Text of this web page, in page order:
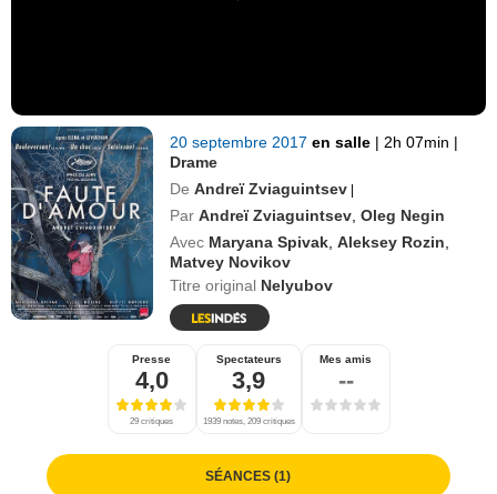
20 septembre 2017en salle | 2h 07min |
Drame
De Andreï Zviaguintsev |
Par Andreï Zviaguintsev ,Oleg Negin
Avec Maryana Spivak ,Aleksey Rozin
Matvey Novikov
Titre original Nelyubov
Presse
4,0
29 critiques
Spectateurs
3,9
1939 notes, 209 critiques
Mes amis
--
SÉANCES (1)